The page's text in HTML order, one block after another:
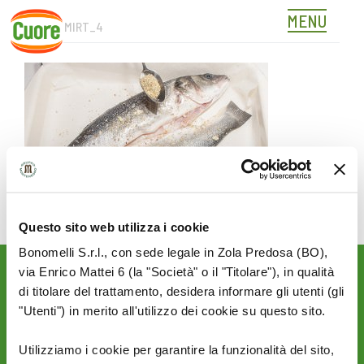
Questo sito web utilizza i cookie
Bonomelli S.r.l., con sede legale in Zola Predosa (BO),
via Enrico Mattei 6 (la "Società" o il "Titolare"), in qualità
di titolare del trattamento, desidera informare gli utenti (gli
"Utenti") in merito all'utilizzo dei cookie su questo sito.
Utilizziamo i cookie per garantire la funzionalità del sito,
Skip
content
MENU
BRANZ_MIRT_4
Rimani aggiornato sulle
novità del mondo Cuore: